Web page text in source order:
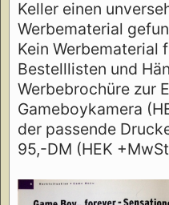
Keller einen
Werbematerial
Kein Werbematerial
Bestelllisten und
Werbebrochüre zur
Gameboykamera
der passende
95,-DM (HEK